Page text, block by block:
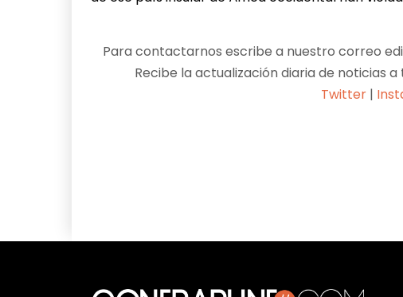
Para contactarnos escribe a nuestro correo
Recibe la actualización diaria de noticias
Twitter |